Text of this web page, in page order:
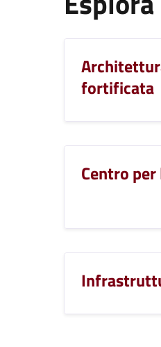
fortificata
Centro